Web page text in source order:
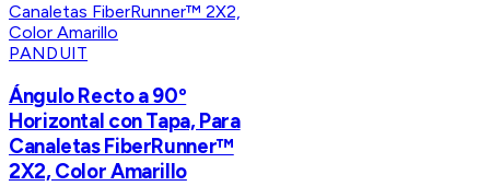
PANDUIT
Ángulo Recto a 90º
Horizontal con Tapa, Para
Canaletas FiberRunner™
2X2, Color Amarillo